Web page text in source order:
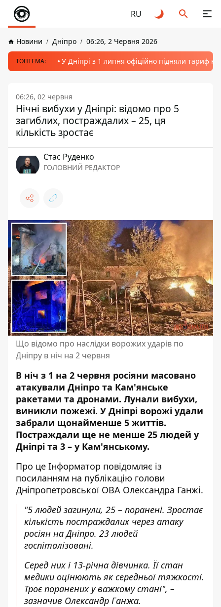
RU
Новини Дніпро 06:26, 2 Червня 2026
ТОПТЕМА: У Дніпрі з 1 липня офіційно підняли тариф
06:26, 02 червня
Нічні вибухи у Дніпрі: відомо про 5
загиблих, постраждалих – 25, ця
кількість зростає
Стас Руденко
ГОЛОВНИЙ РЕДАКТОР
Що відомо про наслідки ворожих ударів по
Дніпру в ніч на 2 червня
В ніч з 1 на 2 червня росіяни масовано
атакували Дніпро та Кам'янське
ракетами та дронами. Лунали вибухи,
виникли пожежі. У Дніпрі ворожі удали
забрали щонайменше 5 життів.
Постраждали ще не менше 25 людей у
Дніпрі та 3 – у Кам'янському.
Про це Інформатор повідомляє із
посиланням на публікацію голови
Дніпропетровської ОВА Олександра Ганжі.
"5 людей загинули, 25 – поранені. Зростає
кількість постраждалих через атаку
росіян на Дніпро. 23 людей
госпіталізовані.
Серед них і 13-річна дівчинка. Її стан
медики оцінюють як середньої тяжкості.
Троє поранених у важкому стані", –
зазначив Олександр Ганжа.